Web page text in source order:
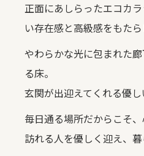
正面にあしらったエコカ
い存在感と高級感をもたら
やわらかな光に包まれた
る床。
玄関が出迎えてくれる優し
毎日通る場所だからこそ、
訪れる人を優しく迎え、